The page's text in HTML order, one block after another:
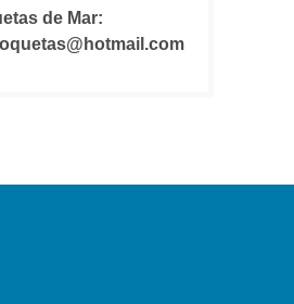
de Mar: